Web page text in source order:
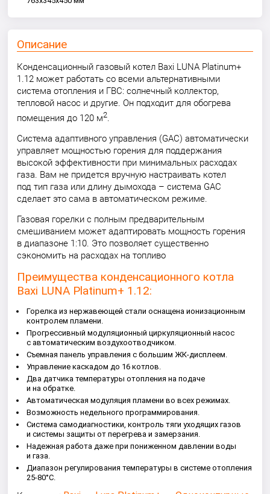
Описание
Конденсационный газовый котел Baxi LUNA Platinum+
1.12 может работать со всеми альтернативными
система отопления и ГВС: солнечный коллектор,
тепловой насос и другие. Он подходит для обогрева
помещения до 120 м2.
Система адаптивного управления (GAC) автоматически
управляет мощностью горения для поддержания
высокой эффективности при минимальных расходах
газа. Вам не придется вручную настраивать котел
под тип газа или длину дымохода – система GAC
сделает это сама в автоматическом режиме.
Газовая горелки с полным предварительным
смешиванием может адаптировать мощность горения
в диапазоне 1:10. Это позволяет существенно
сэкономить на расходах на топливо
Преимущества конденсационного котла
Baxi LUNA Platinum+ 1.12:
Горелка из нержавеющей стали оснащена ионизационным
контролем пламени.
Прогрессивный модуляционный циркуляционный насос
с автоматическим воздухоотводчиком.
Съемная панель управления с большим ЖК-дисплеем.
Управление каскадом до 16 котлов.
Два датчика температуры отопления на подаче
и на обратке.
Автоматическая модуляция пламени во всех режимах.
Возможность недельного программирования.
Система самодиагностики, контроль тяги уходящих газов
и системы защиты от перегрева и замерзания.
Надежная работа даже при пониженном давлении воды
и газа.
Диапазон регулирования температуры в системе отопления
25-80°С.